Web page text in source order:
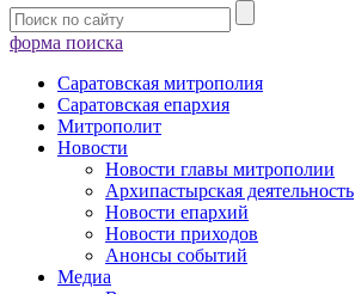
форма поиска
Саратовская митрополия
Саратовская епархия
Митрополит
Новости
Новости главы митрополии
Архипастырская деятельность
Новости епархий
Новости приходов
Анонсы событий
Медиа